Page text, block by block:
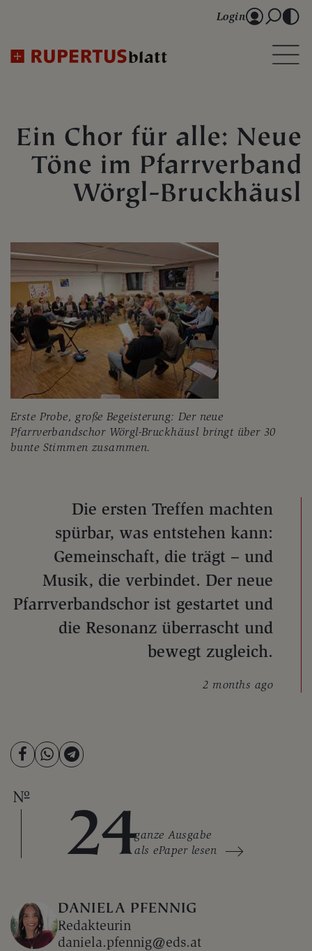
Login
Ein Chor für alle: Neue
Töne im Pfarrverband
Wörgl-Bruckhäusl
Erste Probe, große Begeisterung: Der neue
Pfarrverbandschor Wörgl-Bruckhäusl bringt über 30
bunte Stimmen zusammen.
Die ersten Treffen machten
spürbar, was entstehen kann:
Gemeinschaft, die trägt – und
Musik, die verbindet. Der neue
Pfarrverbandschor ist gestartet und
die Resonanz überrascht und
bewegt zugleich.
2 months ago
24ganze Ausgabe
als ePaper lesen
DANIELA PFENNIG
Redakteurin
daniela.pfennig@eds.at